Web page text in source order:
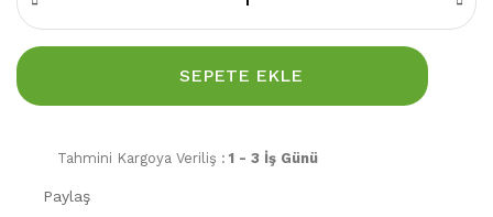
SEPETE EKLE
Tahmini Kargoya Veriliş : 1 - 3 İş Günü
Paylaş